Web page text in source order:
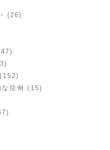
(26)
な症例 (15)